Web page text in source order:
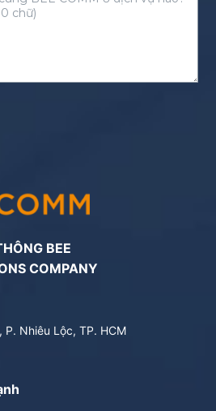
BEE
COMPANY
P. Nhiêu Lộc, TP. HCM